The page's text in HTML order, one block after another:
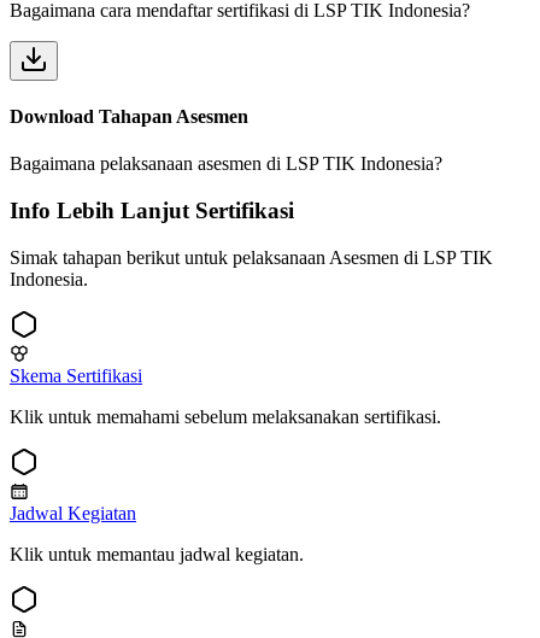
Bagaimana cara mendaftar sertifikasi di LSP TIK Indonesia?
Download Tahapan Asesmen
Bagaimana pelaksanaan asesmen di LSP TIK Indonesia?
Info Lebih Lanjut Sertifikasi
Simak tahapan berikut untuk pelaksanaan Asesmen di LSP TIK
Indonesia.
Skema Sertifikasi
Klik untuk memahami sebelum melaksanakan sertifikasi.
Jadwal Kegiatan
Klik untuk memantau jadwal kegiatan.